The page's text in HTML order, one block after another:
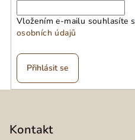
Vložením e-mailu souhlasíte s
osobních údajů
Přihlásit se
Kontakt